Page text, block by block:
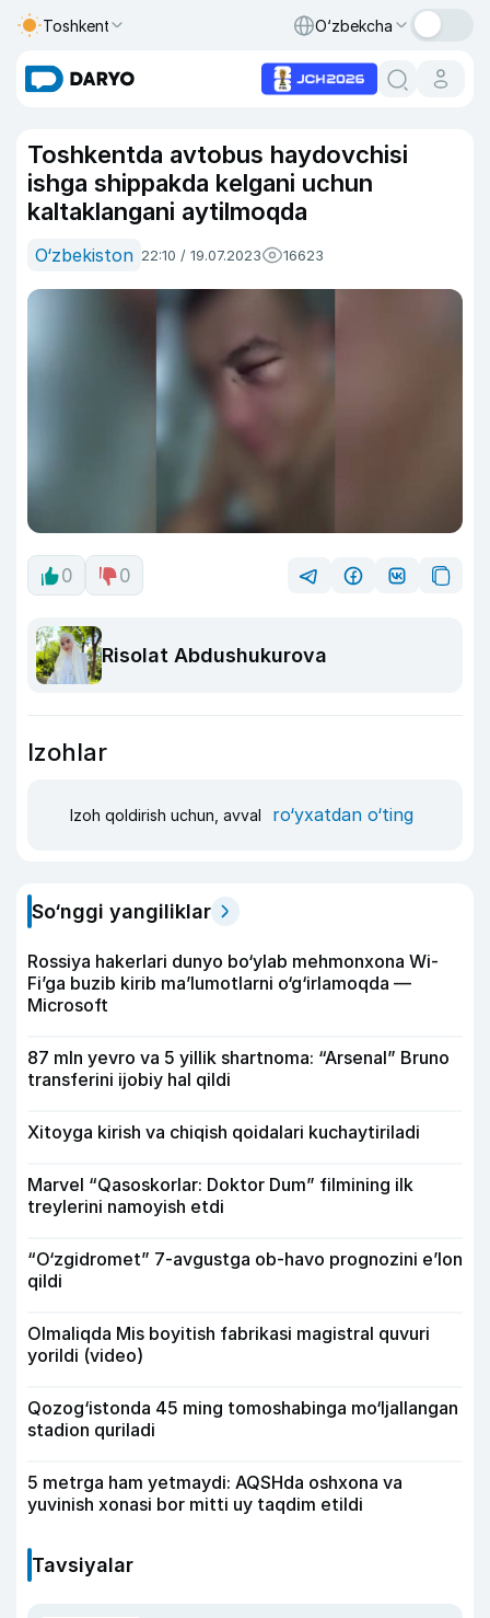
Toshkent O‘zbekcha
Toshkentda avtobus haydovchisi
ishga shippakda kelgani uchun
kaltaklangani aytilmoqda
O‘zbekiston 22:10 / 19.07.2023 16623
0 0
Risolat Abdushukurova
Izohlar
Izoh qoldirish uchun, avval ro‘yxatdan o‘ting
So‘nggi yangiliklar
Rossiya hakerlari dunyo bo‘ylab mehmonxona Wi-
Fi’ga buzib kirib ma’lumotlarni o‘g‘irlamoqda —
Microsoft
87 mln yevro va 5 yillik shartnoma: “Arsenal” Bruno
transferini ijobiy hal qildi
Xitoyga kirish va chiqish qoidalari kuchaytiriladi
Marvel “Qasoskorlar: Doktor Dum” filmining ilk
treylerini namoyish etdi
“O‘zgidromet” 7-avgustga ob-havo prognozini e’lon
qildi
Olmaliqda Mis boyitish fabrikasi magistral quvuri
yorildi (video)
Qozog‘istonda 45 ming tomoshabinga mo‘ljallangan
stadion quriladi
5 metrga ham yetmaydi: AQSHda oshxona va
yuvinish xonasi bor mitti uy taqdim etildi
Tavsiyalar